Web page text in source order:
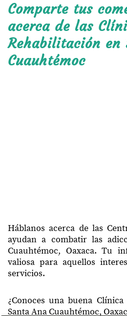
Comparte tus
acerca de las
Rehabilitación en
Cuauhtémoc
Háblanos acerca de las
ayudan a combatir las
Cuauhtémoc, Oaxaca. Tu
valiosa para aquellos
servicios.
¿Conoces una buena
Santa Ana Cuauhtémoc,